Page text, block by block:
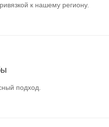
к нашему региону.
подход.